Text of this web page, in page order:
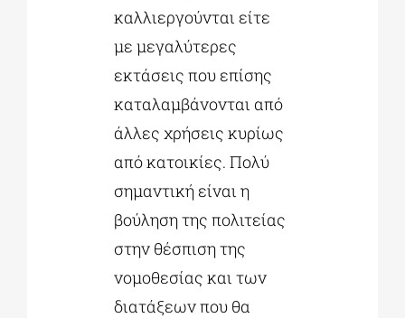
καλλιεργούνται είτε
με μεγαλύτερες
εκτάσεις που επίσης
καταλαμβάνονται από
άλλες χρήσεις κυρίως
από κατοικίες. Πολύ
σημαντική είναι η
βούληση της πολιτείας
στην θέσπιση της
νομοθεσίας και των
διατάξεων που θα